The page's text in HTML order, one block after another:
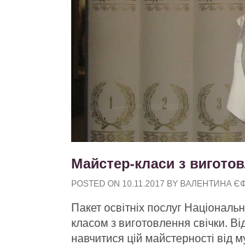
Майстер-класи з
POSTED ON 10.11.2017 BY ВАЛЕНТИНА
Пакет освітніх послуг
класом з виготовлення свічки.
навчитися цій майстерності від